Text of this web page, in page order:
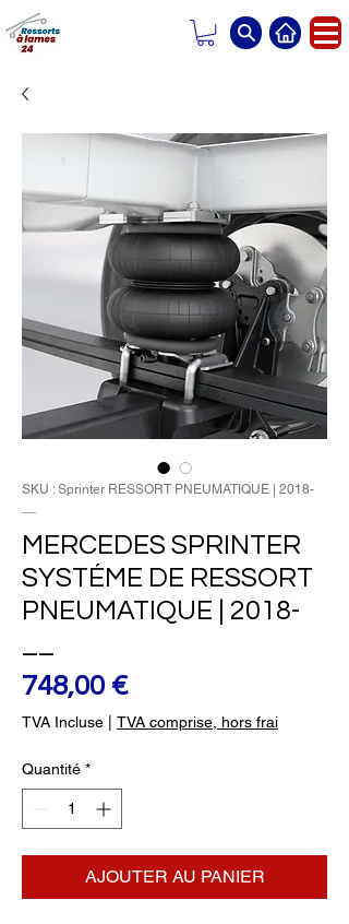
SKU : Sprinter RESSORT PNEUMATIQUE | 2018-
MERCEDES SPRINTER
SYSTÉME DE RESSORT
PNEUMATIQUE | 2018-
748,00 €Prix
TVA Incluse TVA comprise, hors frai
Quantité *
AJOUTER AU PANIER